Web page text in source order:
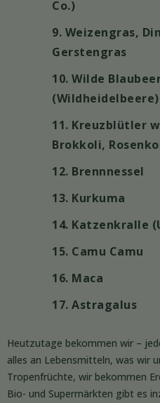
Co.)
9. Weizengras,
Gerstengras
10. Wilde
(Wildheidelbeere)
11. Kreuzblütler
Brokkoli,
12. Brennnessel
13. Kurkuma
14. Katzenkralle
15. Camu Camu
16. Maca
17. Astragalus
Heutzutage bekommen wir –
alles an Lebensmitteln, was wir
Tropenfrüchte, wir bekommen
Bio- und Supermärkten gibt es